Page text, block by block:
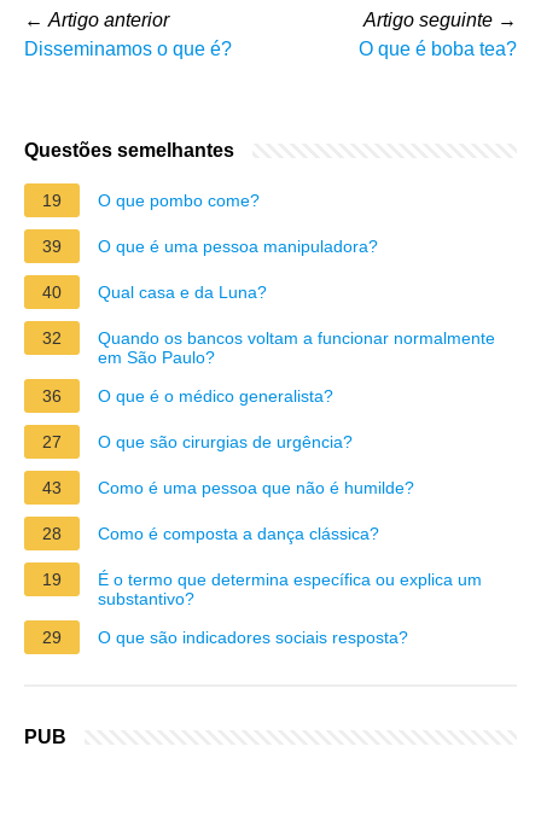
← Artigo anterior
Disseminamos o que é?
Artigo seguinte →
O que é boba tea?
Questões semelhantes
19 O que pombo come?
39 O que é uma pessoa manipuladora?
40 Qual casa e da Luna?
32
Quando os bancos voltam a funcionar normalmente
em São Paulo?
36
O que é o médico generalista?
27 O que são cirurgias de urgência?
43 Como é uma pessoa que não é humilde?
28 Como é composta a dança clássica?
19
É o termo que determina específica ou explica um
substantivo?
29
O que são indicadores sociais resposta?
PUB